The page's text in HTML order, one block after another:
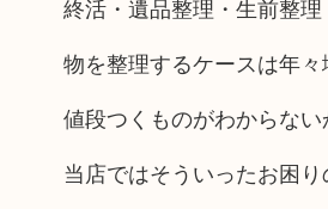
終活・遺品整理・生前整
物を整理するケースは年々
値段つくものがわからな
当店ではそういったお困り